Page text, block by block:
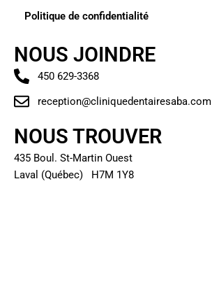
Politique de confidentialité
NOUS JOINDRE
450 629-3368
reception@cliniquedentairesaba.com
NOUS TROUVER
435 Boul. St-Martin Ouest
Laval (Québec) H7M 1Y8